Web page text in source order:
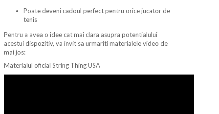
Poate deveni cadoul perfect pentru orice jucator de
tenis
Pentru a avea o idee cat mai clara asupra potentialului
acestui dispozitiv, va invit sa urmariti materialele video de
mai jos:
Materialul oficial String Thing USA